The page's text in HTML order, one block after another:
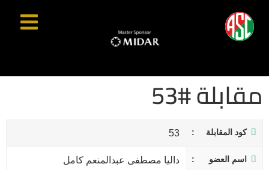
مقابلة #53
كود المقابلة 53
اسم العضو داليا مصطفى عبدالمنعم كامل